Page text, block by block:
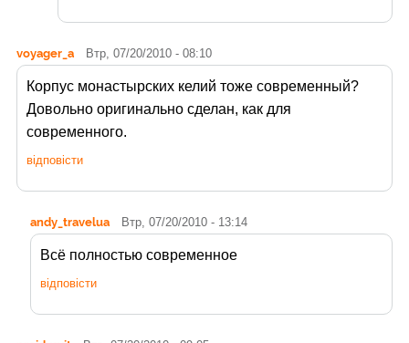
voyager_a Втр, 07/20/2010 - 08:10
Корпус монастырских келий тоже современный?
Довольно оригинально сделан, как для
современного.
відповісти
andy_travelua Втр, 07/20/2010 - 13:14
Всё полностью современное
відповісти